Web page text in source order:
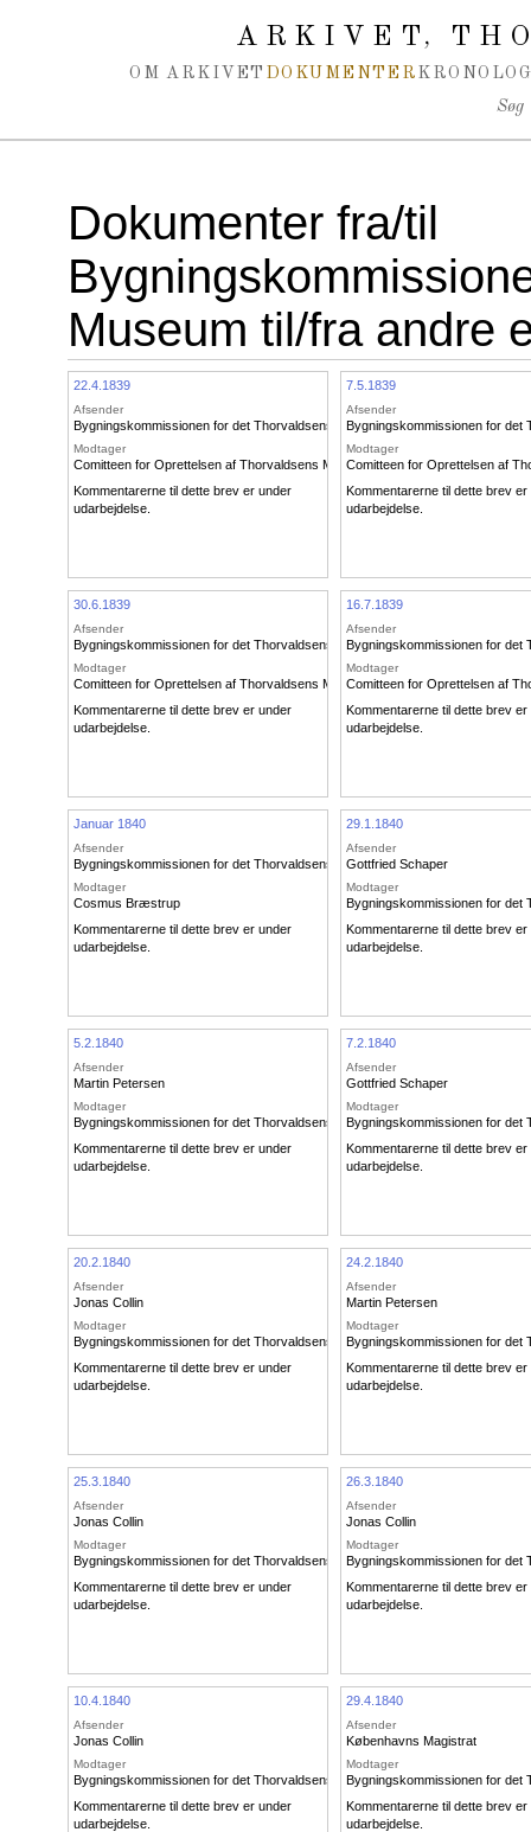
ARKIVET,
OM ARKIVET DOKUMENTER
Søg
Dokumenter fra/til
Museum til/fra andre
22.4.1839
Afsender
Bygningskommissionen for det Thorvaldsenske Museum
Modtager
Comitteen for Oprettelsen af Thorvaldsens Museum
Kommentarerne til dette brev er under
udarbejdelse.
7.5.1839
Afsender
Bygningskommissionen for det
Modtager
Comitteen for Oprettelsen af
Kommentarerne til dette brev er
udarbejdelse.
30.6.1839
Afsender
Bygningskommissionen for det Thorvaldsenske Museum
Modtager
Comitteen for Oprettelsen af Thorvaldsens Museum
Kommentarerne til dette brev er under
udarbejdelse.
16.7.1839
Afsender
Bygningskommissionen for det
Modtager
Comitteen for Oprettelsen af
Kommentarerne til dette brev er
udarbejdelse.
Januar 1840
Afsender
Bygningskommissionen for det Thorvaldsenske Museum
Modtager
Cosmus Bræstrup
Kommentarerne til dette brev er under
udarbejdelse.
29.1.1840
Afsender
Gottfried Schaper
Modtager
Bygningskommissionen for det
Kommentarerne til dette brev er
udarbejdelse.
5.2.1840
Afsender
Martin Petersen
Modtager
Bygningskommissionen for det Thorvaldsenske Museum
Kommentarerne til dette brev er under
udarbejdelse.
7.2.1840
Afsender
Gottfried Schaper
Modtager
Bygningskommissionen for det
Kommentarerne til dette brev er
udarbejdelse.
20.2.1840
Afsender
Jonas Collin
Modtager
Bygningskommissionen for det Thorvaldsenske Museum
Kommentarerne til dette brev er under
udarbejdelse.
24.2.1840
Afsender
Martin Petersen
Modtager
Bygningskommissionen for det
Kommentarerne til dette brev er
udarbejdelse.
25.3.1840
Afsender
Jonas Collin
Modtager
Bygningskommissionen for det Thorvaldsenske Museum
Kommentarerne til dette brev er under
udarbejdelse.
26.3.1840
Afsender
Jonas Collin
Modtager
Bygningskommissionen for det
Kommentarerne til dette brev er
udarbejdelse.
10.4.1840
Afsender
Jonas Collin
Modtager
Bygningskommissionen for det Thorvaldsenske Museum
Kommentarerne til dette brev er under
udarbejdelse.
29.4.1840
Afsender
Københavns Magistrat
Modtager
Bygningskommissionen for det
Kommentarerne til dette brev er
udarbejdelse.